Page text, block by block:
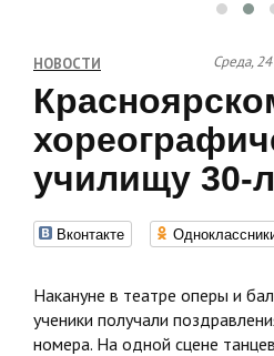
НОВОСТИ Среда,
училищу 30-
Вконтакте
Накануне в театре оперы и
ученики получали
номера. На одной сцене